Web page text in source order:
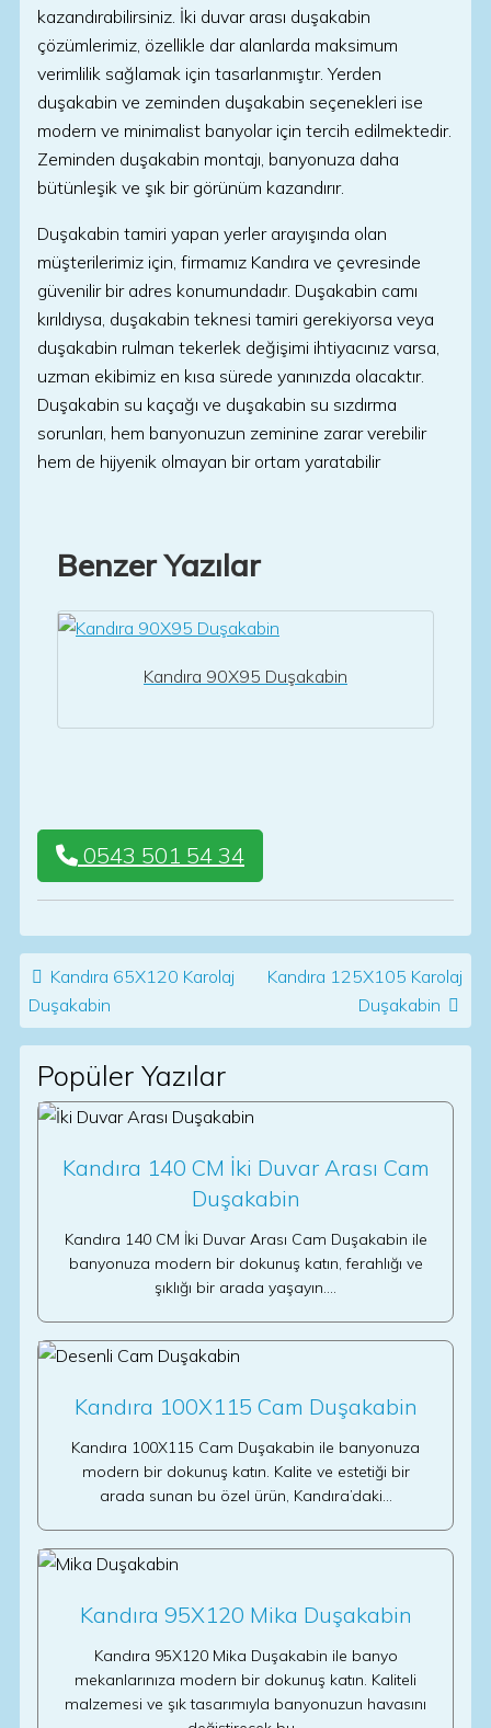
kazandırabilirsiniz. İki duvar arası duşakabin
çözümlerimiz, özellikle dar alanlarda maksimum
verimlilik sağlamak için tasarlanmıştır. Yerden
duşakabin ve zeminden duşakabin seçenekleri ise
modern ve minimalist banyolar için tercih edilmektedir.
Zeminden duşakabin montajı, banyonuza daha
bütünleşik ve şık bir görünüm kazandırır.
Duşakabin tamiri yapan yerler arayışında olan
müşterilerimiz için, firmamız Kandıra ve çevresinde
güvenilir bir adres konumundadır. Duşakabin camı
kırıldıysa, duşakabin teknesi tamiri gerekiyorsa veya
duşakabin rulman tekerlek değişimi ihtiyacınız varsa,
uzman ekibimiz en kısa sürede yanınızda olacaktır.
Duşakabin su kaçağı ve duşakabin su sızdırma
sorunları, hem banyonuzun zeminine zarar verebilir
hem de hijyenik olmayan bir ortam yaratabilir
Benzer Yazılar
Kandıra 90X95 Duşakabin
0543 501 54 34
Post navigation
Kandıra 65X120 Karolaj
Duşakabin
Kandıra 125X105 Karolaj
Duşakabin
Popüler Yazılar
Kandıra 140 CM İki Duvar Arası Cam
Duşakabin
Kandıra 140 CM İki Duvar Arası Cam Duşakabin ile
banyonuza modern bir dokunuş katın, ferahlığı ve
şıklığı bir arada yaşayın.…
Kandıra 100X115 Cam Duşakabin
Kandıra 100X115 Cam Duşakabin ile banyonuza
modern bir dokunuş katın. Kalite ve estetiği bir
arada sunan bu özel ürün, Kandıra’daki…
Kandıra 95X120 Mika Duşakabin
Kandıra 95X120 Mika Duşakabin ile banyo
mekanlarınıza modern bir dokunuş katın. Kaliteli
malzemesi ve şık tasarımıyla banyonuzun havasını